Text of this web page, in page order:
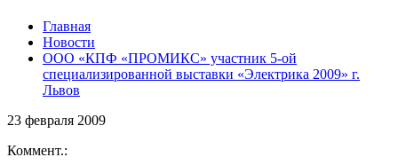
Главная
Новости
ООО «КПФ «ПРОМИКС» участник 5-ой
специализированной выставки «Электрика 2009» г.
Львов
23 февраля 2009
Коммент.: